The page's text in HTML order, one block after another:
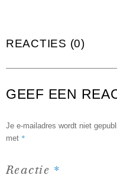
REACTIES (0)
GEEF EEN
Je e-mailadres wordt niet
met *
Reactie *